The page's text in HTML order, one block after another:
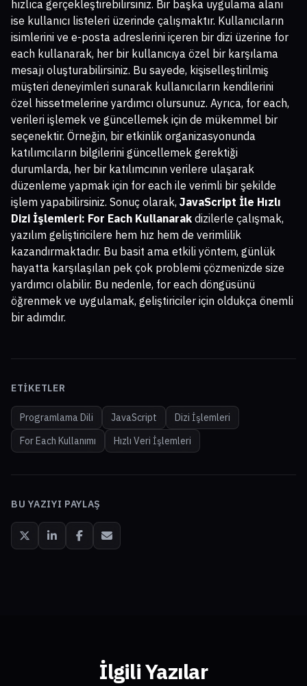
hızlıca gerçekleştirebilirsiniz. Bir başka uygulama alanı
ise kullanıcı listeleri üzerinde çalışmaktır. Kullanıcıların
isimlerini ve e-posta adreslerini içeren bir dizi üzerine for
each kullanarak, her bir kullanıcıya özel bir karşılama
mesajı oluşturabilirsiniz. Bu sayede, kişiselleştirilmiş
müşteri deneyimleri sunarak kullanıcıların kendilerini
özel hissetmelerine yardımcı olursunuz. Ayrıca, for each,
verileri işlemek ve güncellemek için de mükemmel bir
seçenektir. Örneğin, bir etkinlik organizasyonunda
katılımcıların bilgilerini güncellemek gerektiği
durumlarda, her bir katılımcının verilere ulaşarak
düzenleme yapmak için for each ile verimli bir şekilde
işlem yapabilirsiniz. Sonuç olarak, JavaScript İle Hızlı
Dizi İşlemleri: For Each Kullanarak dizilerle çalışmak,
yazılım geliştiricilere hem hız hem de verimlilik
kazandırmaktadır. Bu basit ama etkili yöntem, günlük
hayatta karşılaşılan pek çok problemi çözmenizde size
yardımcı olabilir. Bu nedenle, for each döngüsünü
öğrenmek ve uygulamak, geliştiriciler için oldukça önemli
bir adımdır.
ETIKETLER
Programlama Dili JavaScript
Dizi İşlemleri
For Each Kullanımı
Hızlı Veri İşlemleri
BU YAZIYI PAYLAŞ
İlgili Yazılar